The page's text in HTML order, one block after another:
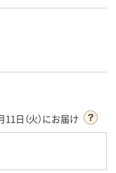
日（火）にお届け